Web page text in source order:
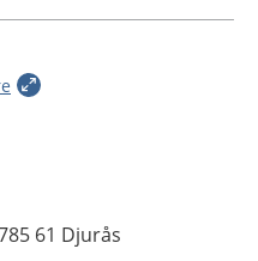
61 Djurås